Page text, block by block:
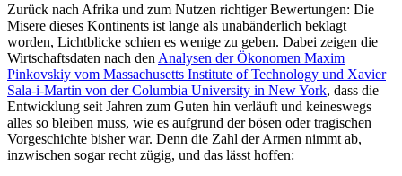
Zurück nach Afrika und zum Nutzen richtiger Bewertungen: Die
Misere dieses Kontinents ist lange als unabänderlich beklagt
worden, Lichtblicke schien es wenige zu geben. Dabei zeigen die
Wirtschaftsdaten nach den Analysen der Ökonomen Maxim
Pinkovskiy vom Massachusetts Institute of Technology und Xavier
Sala-i-Martin von der Columbia University in New York, dass die
Entwicklung seit Jahren zum Guten hin verläuft und keineswegs
alles so bleiben muss, wie es aufgrund der bösen oder tragischen
Vorgeschichte bisher war. Denn die Zahl der Armen nimmt ab,
inzwischen sogar recht zügig, und das lässt hoffen: